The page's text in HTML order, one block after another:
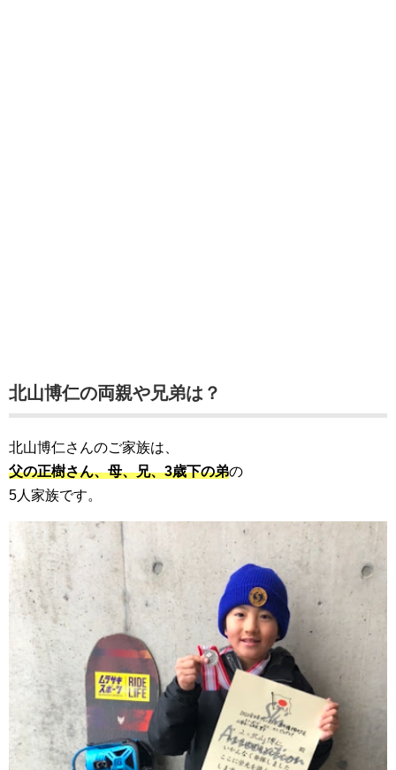
北山博仁の両親や兄弟は？
北山博仁さんのご家族は、
父の正樹さん、母、兄、3歳下の弟の
5人家族です。